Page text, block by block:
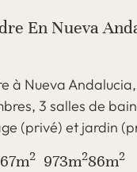
En Nueva
à Nueva
3 salles de
(privé) et jardin
2 973m286m2